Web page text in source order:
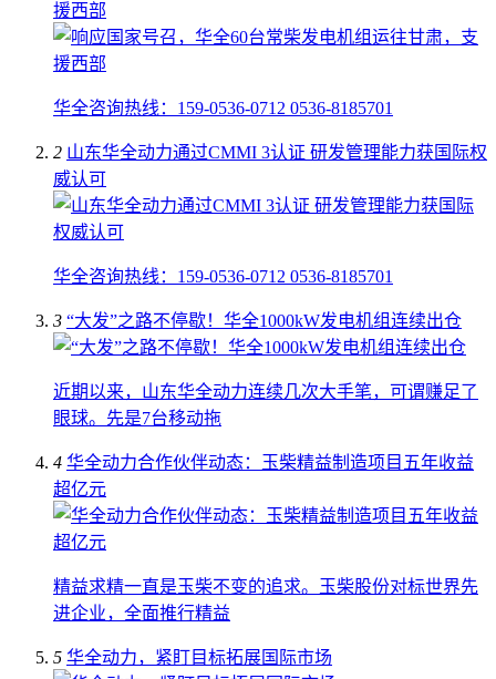
援西部
华全咨询热线：159-0536-0712 0536-8185701
2 山东华全动力通过CMMI 3认证 研发管理能力获国际权
威认可
华全咨询热线：159-0536-0712 0536-8185701
3 “大发”之路不停歇！华全1000kW发电机组连续出仓
近期以来，山东华全动力连续几次大手笔，可谓赚足了
眼球。先是7台移动拖
4 华全动力合作伙伴动态：玉柴精益制造项目五年收益
超亿元
精益求精一直是玉柴不变的追求。玉柴股份对标世界先
进企业，全面推行精益
5 华全动力，紧盯目标拓展国际市场